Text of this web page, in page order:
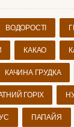
ВОДОРОСТІ
КАКАО
КАЧИНА ГРУДКА
ГОРІХ
ПАПАЙЯ